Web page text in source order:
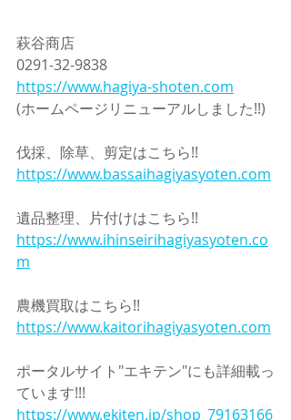
萩谷商店
0291-32-9838
https://www.hagiya-shoten.com
(ホームページリニューアルしました!!)
伐採、除草、剪定はこちら!!
https://www.bassaihagiyasyoten.com
遺品整理、片付けはこちら!!
https://www.ihinseirihagiyasyoten.co
m
農機買取はこちら!!
https://www.kaitorihagiyasyoten.com
ポータルサイト"エキテン"にも詳細載っ
ています!!!
https://www.ekiten.jp/shop_79163166